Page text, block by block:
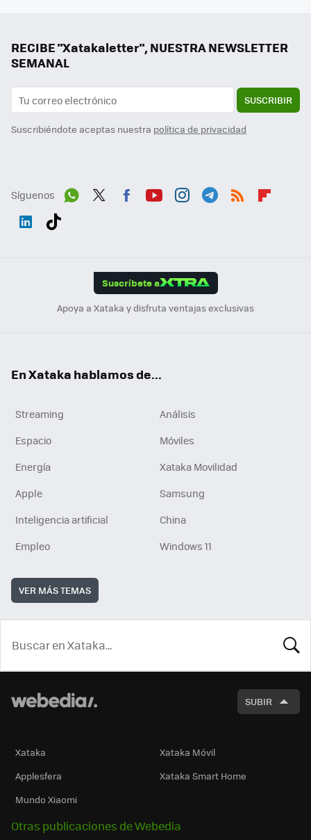
RECIBE "Xatakaletter", NUESTRA NEWSLETTER
SEMANAL
SUSCRIBIR
Suscribiéndote aceptas nuestra política de privacidad
Síguenos
Suscríbete a
Apoya a Xataka y disfruta ventajas exclusivas
En Xataka hablamos de...
Streaming
Análisis
Espacio
Móviles
Energía
Xataka Movilidad
Apple
Samsung
Inteligencia artificial
China
Empleo
Windows 11
VER MÁS TEMAS
SUBIR
Xataka
Xataka Móvil
Applesfera
Xataka Smart Home
Mundo Xiaomi
Otras publicaciones de Webedia